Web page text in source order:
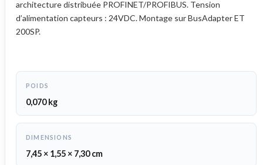
architecture distribuée PROFINET/PROFIBUS. Tension
d’alimentation capteurs : 24VDC. Montage sur BusAdapter ET
200SP.
POIDS
0,070 kg
DIMENSIONS
7,45 × 1,55 × 7,30 cm